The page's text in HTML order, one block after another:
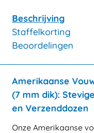
Beschrijving
Staffelkorting
Beoordelingen
Amerikaanse
(7 mm dik):
en Verzenddozen
Onze Amerikaanse